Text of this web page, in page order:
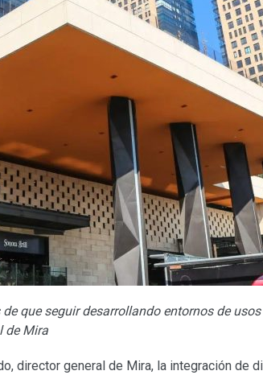
de que seguir desarrollando entornos de
de Mira
director general de Mira, la integración de